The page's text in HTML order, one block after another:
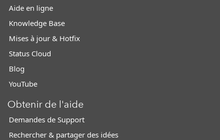
Aide en ligne
Knowledge Base
Mises à jour & Hotfix
Status Cloud
Blog
YouTube
Obtenir de l'aide
Demandes de Support
Rechercher & partager des idées